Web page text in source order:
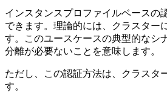
インスタンスプロファイルベースの
できます。理論的には、クラスター
す。このユースケースの典型的なシ
分離が必要ないことを意味します。
ただし、この認証方法は、クラスタ
す。